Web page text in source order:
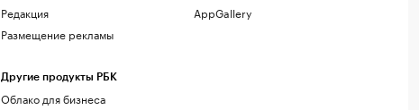
Редакция
Размещение рекламы
Другие продукты РБК
Облако для бизнеса
AppGallery